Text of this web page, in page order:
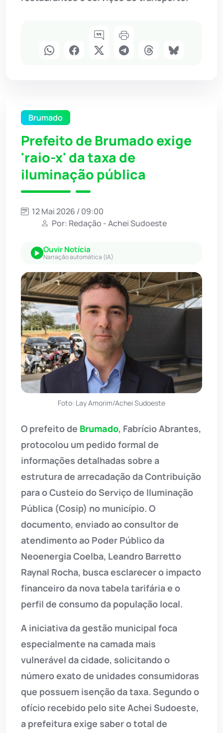
Brumado
Prefeito de Brumado exige
'raio-x' da taxa de
iluminação pública
12 Mai 2026 / 09:00
Por: Redação - Achei Sudoeste
Ouvir Notícia
Narração automática (IA)
Foto: Lay Amorim/Achei Sudoeste
O prefeito de Brumado, Fabrício Abrantes,
protocolou um pedido formal de
informações detalhadas sobre a
estrutura de arrecadação da Contribuição
para o Custeio do Serviço de Iluminação
Pública (Cosip) no município. O
documento, enviado ao consultor de
atendimento ao Poder Público da
Neoenergia Coelba, Leandro Barretto
Raynal Rocha, busca esclarecer o impacto
financeiro da nova tabela tarifária e o
perfil de consumo da população local.
A iniciativa da gestão municipal foca
especialmente na camada mais
vulnerável da cidade, solicitando o
número exato de unidades consumidoras
que possuem isenção da taxa. Segundo o
ofício recebido pelo site Achei Sudoeste,
a prefeitura exige saber o total de